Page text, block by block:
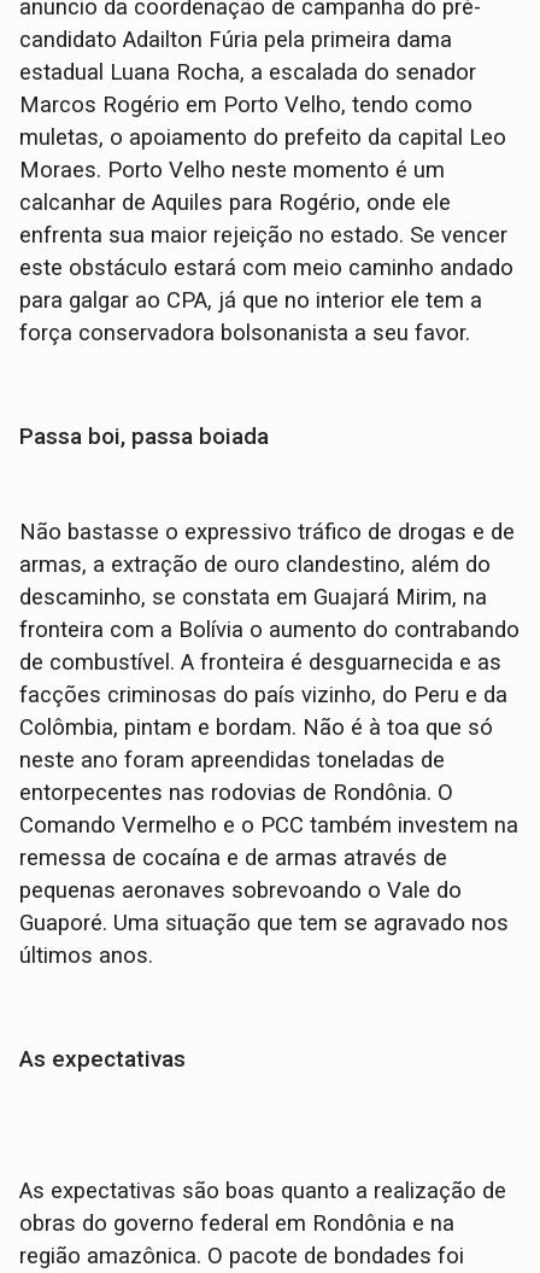
anuncio da coordenação de campanha do pré-
candidato Adailton Fúria pela primeira dama
estadual Luana Rocha, a escalada do senador
Marcos Rogério em Porto Velho, tendo como
muletas, o apoiamento do prefeito da capital Leo
Moraes. Porto Velho neste momento é um
calcanhar de Aquiles para Rogério, onde ele
enfrenta sua maior rejeição no estado. Se vencer
este obstáculo estará com meio caminho andado
para galgar ao CPA, já que no interior ele tem a
força conservadora bolsonanista a seu favor.
Passa boi, passa boiada
Não bastasse o expressivo tráfico de drogas e de
armas, a extração de ouro clandestino, além do
descaminho, se constata em Guajará Mirim, na
fronteira com a Bolívia o aumento do contrabando
de combustível. A fronteira é desguarnecida e as
facções criminosas do país vizinho, do Peru e da
Colômbia, pintam e bordam. Não é à toa que só
neste ano foram apreendidas toneladas de
entorpecentes nas rodovias de Rondônia. O
Comando Vermelho e o PCC também investem na
remessa de cocaína e de armas através de
pequenas aeronaves sobrevoando o Vale do
Guaporé. Uma situação que tem se agravado nos
últimos anos.
As expectativas
As expectativas são boas quanto a realização de
obras do governo federal em Rondônia e na
região amazônica. O pacote de bondades foi